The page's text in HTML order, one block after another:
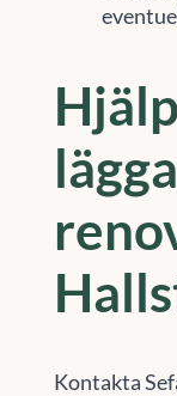
Kontakta